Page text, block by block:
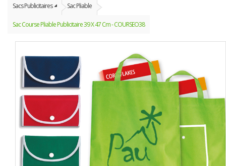
Sacs Publicitaires Sac Pliable
Sac Course Pliable Publicitaire 39 X 47 Cm - COURSEO38